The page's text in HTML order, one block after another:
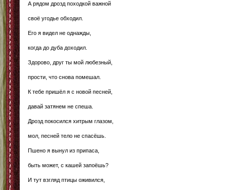
А рядом дрозд походкой важной
своё угодье обходил.
Его я видел не однажды,
когда до дуба доходил.
Здорово, друг ты мой любезный,
прости, что снова помешал.
К тебе пришёл я с новой песней,
давай затянем не спеша.
Дрозд покосился хитрым глазом,
мол, песней тело не спасёшь.
Пшено я вынул из припаса,
быть может, с кашей запоёшь?
И тут взгляд птицы оживился,